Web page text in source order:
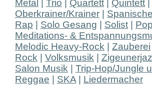
Metal
Trio Quartett Quintett
Oberkrainer/Krainer
Rap
Solo Gesang Solist
Meditations- &
Melodic Heavy-Rock
Zauberei
Rock
Volksmusik
Salon Musik
Trip-Hop/Jungle
Reggae
SKA
Liedermacher